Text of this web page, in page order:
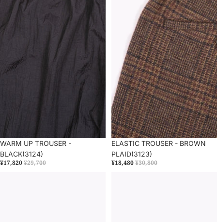
セール
WARM UP TROUSER -
BLACK(3124)
¥17,820¥29,700
セール
ELASTIC TROUSER - BROWN
PLAID(3123)
¥18,480¥30,800